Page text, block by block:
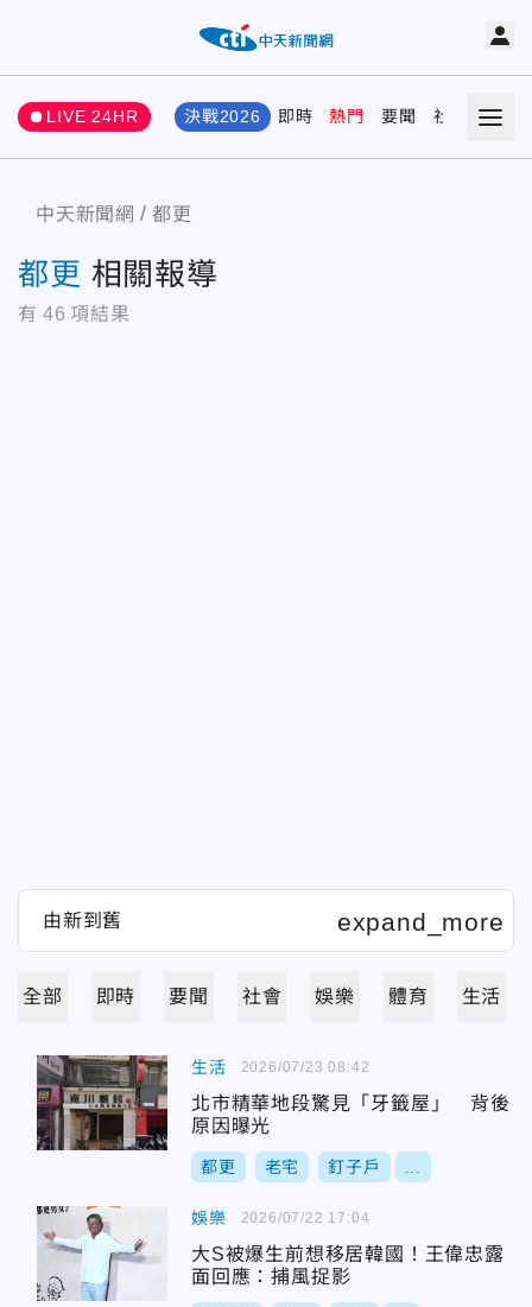
LIVE 24HR 決戰2026 即時 熱門 要聞 社會 娛樂
中天新聞網 都更
都更 相關報導
有 46 項結果
全部 即時 要聞 社會 娛樂 體育 生活
生活
北市精華地段驚見「牙籤屋」 背後
原因曝光
都更 老宅 釘子戶
2026/07/23 08:42
娛樂
大S被爆生前想移居韓國！王偉忠露
面回應：捕風捉影
2026/07/22 17:04